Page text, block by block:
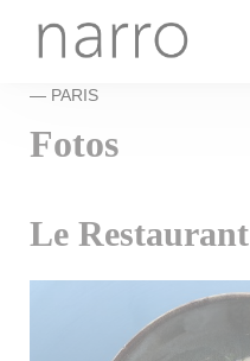
— PARIS
Fotos
Le Restaurant